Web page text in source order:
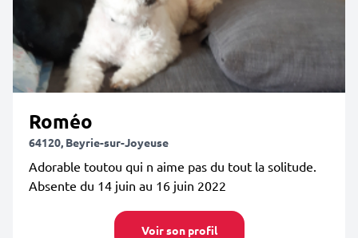
Roméo
64120, Beyrie-sur-Joyeuse
Adorable toutou qui n aime pas du tout la solitude.
Absente du 14 juin au 16 juin 2022
Voir son profil